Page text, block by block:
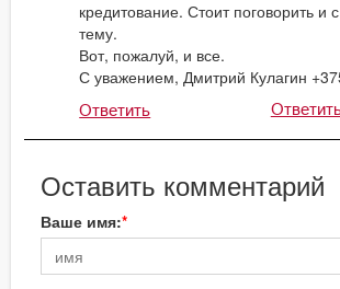
кредитование. Стоит поговорить и
тему.
Вот, пожалуй, и все.
С уважением, Дмитрий Кулагин
Ответить
Оставить комментарий
Ваше имя: